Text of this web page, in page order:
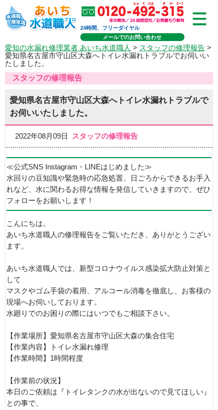
24時間、フリーダイヤル
メールでのお問い合わせ
愛知の水漏れ修理業者 あいち水道職人 > スタッフの修理報告 >
愛知県名古屋市守山区大森へトイレ水漏れトラブルでお伺いい
たしました。
スタッフの修理報告
愛知県名古屋市守山区大森へトイレ水漏れトラブルで
お伺いいたしました。
2022年08月09日 スタッフの修理報告
≪公式SNS Instagram・LINEはじめました≫
水回りの豆知識や緊急時の応急処置、日ごろからできるお手入
れなど、水に関わるお得な情報を発信していきますので、ぜひ
フォローをお願いします！
こんにちは。
あいち水道職人の修理報告をご覧いただき、ありがとうござい
ます。
あいち水道職人では、新型コロナウイルス感染拡大防止対策と
して
マスクやゴム手袋の着用、アルコール消毒を徹底し、お客様の
現場へお伺いしております。
水廻りでのお困りの際にはいつでもご相談下さい。
【作業場所】愛知県名古屋市守山区大森の集合住宅
【作業内容】トイレ水漏れ修理
【作業時間】1時間程度
【作業前の状況】
本日のご依頼は『トイレタンクの水が出ないので見てほしい』
との事で、